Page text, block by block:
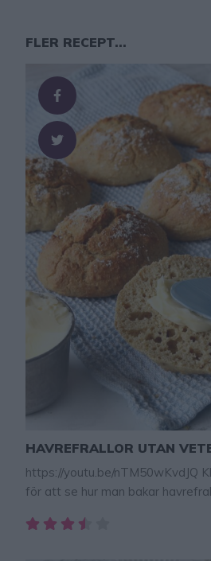
FLER RECEPT...
HAVREFRALLOR UTAN
https://youtu.be/nTM50wKvdJQ
för att se hur man bakar
baka och ljuvlig goda!